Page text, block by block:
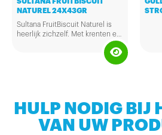
NATUREL 24X43GR
Sultana FruitBiscuit Naturel is
heerlijk zichzelf. Met krenten en
rozijnen die smakelijk in hun vel
tussendoortje vol knapperig
HULP NODIG BIJ
VAN UW